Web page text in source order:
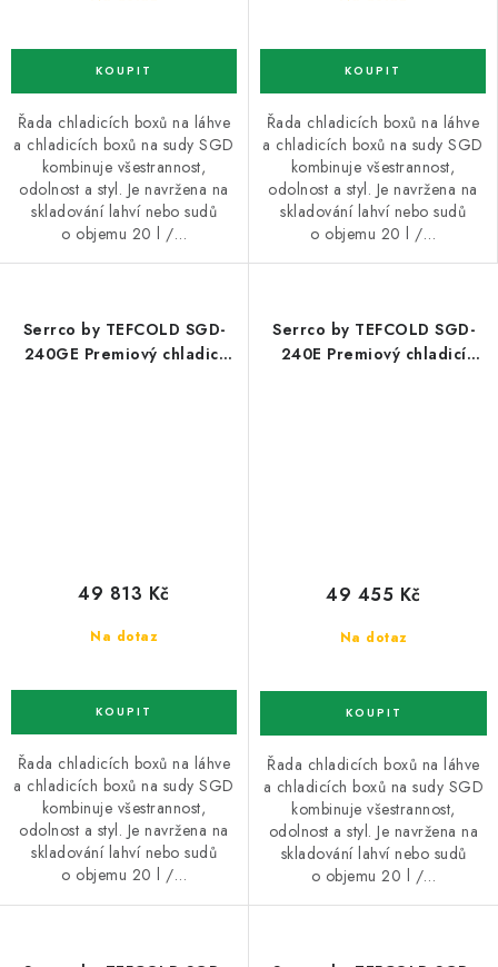
Řada chladicích boxů na láhve
a chladicích boxů na sudy SGD
kombinuje všestrannost,
odolnost a styl. Je navržena na
skladování lahví nebo sudů
o objemu 20 l /…
Řada chladicích boxů na láhve
a chladicích boxů na sudy SGD
kombinuje všestrannost,
odolnost a styl. Je navržena na
skladování lahví nebo sudů
o objemu 20 l /…
Serrco by TEFCOLD SGD-
240GE Premiový chladicí
Na dotaz
49 813 Kč
Řada chladicích boxů na láhve
a chladicích boxů na sudy SGD
kombinuje všestrannost,
odolnost a styl. Je navržena na
skladování lahví nebo sudů
o objemu 20 l /…
Serrco by TEFCOLD SGD-
240E Premiový chladicí
Na dotaz
49 455 Kč
Řada chladicích boxů na láhve
a chladicích boxů na sudy SGD
kombinuje všestrannost,
odolnost a styl. Je navržena na
skladování lahví nebo sudů
o objemu 20 l /…